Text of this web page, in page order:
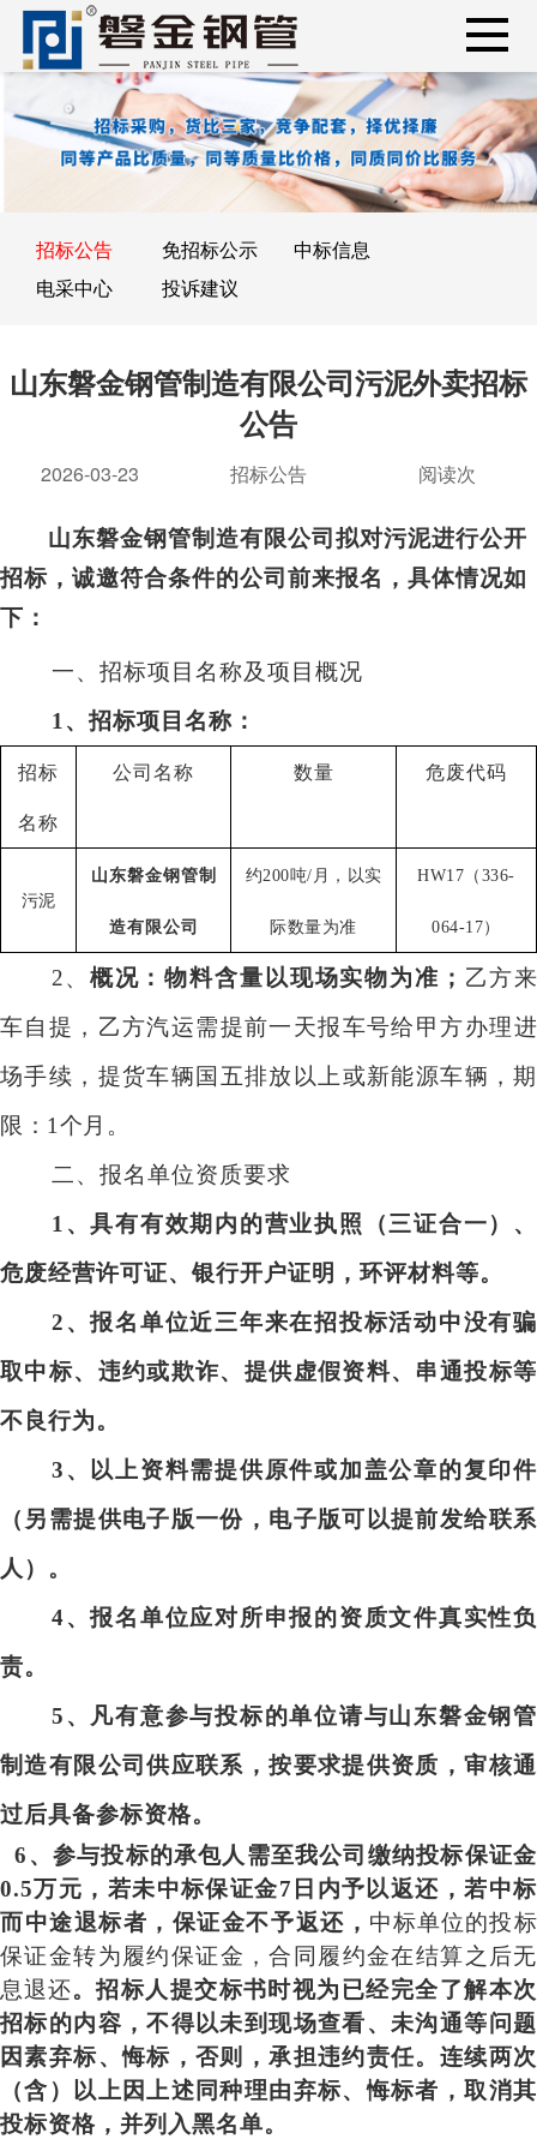
招标公告 免招标公示
中标信息
电采中心
投诉建议
山东磐金钢管制造有限公司污泥外卖招标
公告
2026-03-23 招标公告 阅读次
山东磐金钢管制造有限公司拟对污泥进行公开
招标，诚邀符合条件的公司前来报名，具体情况如
下：
一、招标项目名称及项目概况
1 、招标项目名称：
招标
名称
公司名称 数量 危废代码
污泥
山东磐金钢管制
造有限公司
约200吨/月，以实
际数量为准
HW17 （336-
064-17）
2、 概况：物料含量以现场实物为准； 乙方来
车自提 ， 乙方汽运需提前一天报车号给甲方办理进
场手续，提货车辆国五排放以上或新能源车辆，期
限：1个月 。
二、报名单位资质要求
1 、具有有效期内的营业执照（三证合一）、
危废经营许可证、银行开户证明，环评材料等。
2 、报名单位近三年来在招投标活动中没有骗
取中标、违约或欺诈、提供虚假资料、串通投标等
不良行为。
3 、以上资料需提供原件或加盖公章的复印件
（另需提供电子版一份，电子版可以提前发给联系
人）。
4、报名单位应对所申报的资质文件真实性负
责。
5 、凡有意参与投标的单位请与山东磐金钢管
制造有限公司供应联系，按要求提供资质，审核通
过后具备参标资格。
6 、参与投标的承包人需至我公司缴纳投标保证金
0.5万元，若未中标保证金7日内予以返还，若中标
而中途退标者，保证金不予返还， 中标单位的投标
保证金转为履约保证金，合同履约金在结算之后无
息退还。招标人提交标书时视为已经完全了解本次
招标的内容，不得以未到现场查看、未沟通等问题
因素弃标、悔标，否则，承担违约责任。连续两次
（含）以上因上述同种理由弃标、悔标者，取消其
投标资格，并列入黑名单。